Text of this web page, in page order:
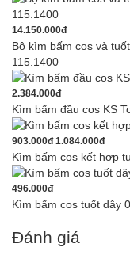
14.150.000đ
Bộ kìm bấm cos và
115.1400
2.384.000đ
Kìm bấm đầu cos KS
903.000đ1.084.000đ
Kìm bấm cos kết hợp
496.000đ
Kìm bấm cos tuốt dây
Đánh giá